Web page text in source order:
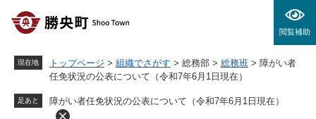
閲覧補助
現在地 トップページ > 組織でさがす > 総務部 > 総務班 > 障がい者
任免状況の公表について（令和7年6月1日現在）
足あと 障がい者任免状況の公表について（令和7年6月1日現在）